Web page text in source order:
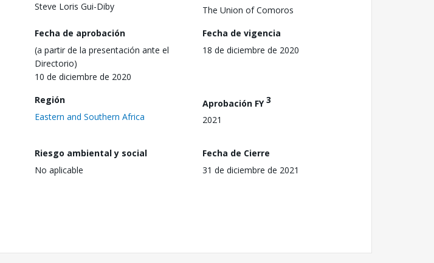
Steve Loris Gui-Diby
The Union of Comoros
Fecha de aprobación
(a partir de la presentación ante el
Directorio)
10 de diciembre de 2020
Fecha de vigencia
18 de diciembre de 2020
Región
Eastern and Southern Africa
Aprobación FY3
2021
Riesgo ambiental y social
No aplicable
Fecha de Cierre
31 de diciembre de 2021